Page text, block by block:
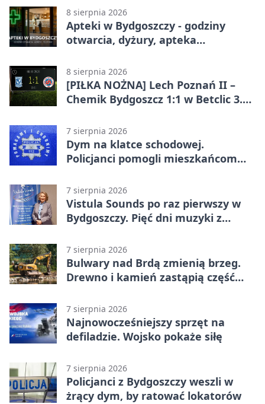
8 sierpnia 2026
Apteki w Bydgoszczy - godziny
otwarcia, dyżury, apteka
8 sierpnia 2026
[PIŁKA NOŻNA] Lech Poznań II –
Chemik Bydgoszcz 1:1 w Betclic 3.
Bydgoszczanie wywieźli punkt z
Wronek
7 sierpnia 2026
Dym na klatce schodowej.
Policjanci pomogli mieszkańcom
7 sierpnia 2026
Vistula Sounds po raz pierwszy w
Bydgoszczy. Pięć dni muzyki z
7 sierpnia 2026
Bulwary nad Brdą zmienią brzeg.
Drewno i kamień zastąpią część
7 sierpnia 2026
Najnowocześniejszy sprzęt na
defiladzie. Wojsko pokaże siłę
7 sierpnia 2026
Policjanci z Bydgoszczy weszli w
żrący dym, by ratować lokatorów